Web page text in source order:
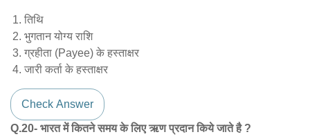
तिथि
भुगतान योग्य राशि
ग्रहीता (Payee) के हस्ताक्षर
जारी कर्ता के हस्ताक्षर
Check Answer
Q.20- भारत में कितने समय के लिए ऋण प्रदान किये जाते है ?